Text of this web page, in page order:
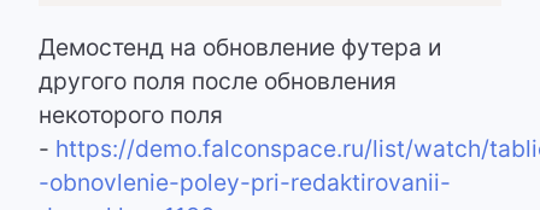
Демостенд на обновление футера и
другого поля после обновления
некоторого поля
- https://demo.falconspace.ru/list/watch/
-obnovlenie-poley-pri-redaktirovanii-